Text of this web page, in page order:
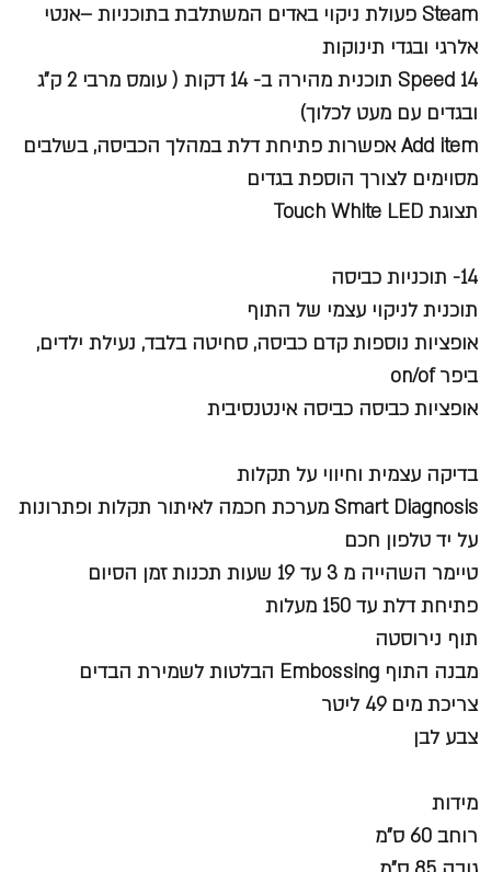
Steam פעולת ניקוי באדים המשתלבת בתוכניות –אנטי
אלרגי ובגדי תינוקות
Speed 14 תוכנית מהירה ב- 14 דקות ( עומס מרבי 2 ק"ג
ובגדים עם מעט לכלוך)
Add item אפשרות פתיחת דלת במהלך הכביסה, בשלבים
מסוימים לצורך הוספת בגדים
תצוגת Touch White LED
14- תוכניות כביסה
תוכנית לניקוי עצמי של התוף
אופציות נוספות קדם כביסה, סחיטה בלבד, נעילת ילדים,
ביפר on/of
אופציות כביסה כביסה אינטנסיבית
בדיקה עצמית וחיווי על תקלות
Smart Diagnosis מערכת חכמה לאיתור תקלות ופתרונות
על יד טלפון חכם
טיימר השהייה מ 3 עד 19 שעות תכנות זמן הסיום
פתיחת דלת עד 150 מעלות
תוף נירוסטה
מבנה התוף Embossing הבלטות לשמירת הבדים
צריכת מים 49 ליטר
צבע לבן
מידות
רוחב 60 ס"מ